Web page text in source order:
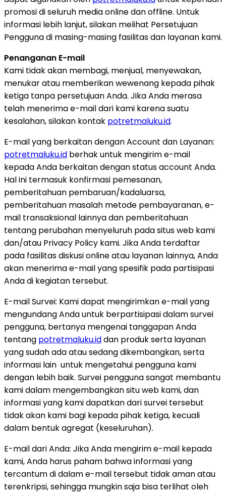
promosi di seluruh media online dan offline. Untuk
informasi lebih lanjut, silakan melihat Persetujuan
Pengguna di masing-masing fasilitas dan layanan kami.
Penanganan E-mail
Kami tidak akan membagi, menjual, menyewakan,
menukar atau memberikan wewenang kepada pihak
ketiga tanpa persetujuan Anda. Jika Anda merasa
telah menerima e-mail dari kami karena suatu
kesalahan, silakan kontak potretmaluku.id.
E-mail yang berkaitan dengan Account dan Layanan:
potretmaluku.id berhak untuk mengirim e-mail
kepada Anda berkaitan dengan status account Anda.
Hal ini termasuk konfirmasi pemesanan,
pemberitahuan pembaruan/kadaluarsa,
pemberitahuan masalah metode pembayaranan, e-
mail transaksional lainnya dan pemberitahuan
tentang perubahan menyeluruh pada situs web kami
dan/atau Privacy Policy kami. Jika Anda terdaftar
pada fasilitas diskusi online atau layanan lainnya, Anda
akan menerima e-mail yang spesifik pada partisipasi
Anda di kegiatan tersebut.
E-mail Survei: Kami dapat mengirimkan e-mail yang
mengundang Anda untuk berpartisipasi dalam survei
pengguna, bertanya mengenai tanggapan Anda
tentang potretmaluku.iddan produk serta layanan
yang sudah ada atau sedang dikembangkan, serta
informasi lain untuk mengetahui pengguna kami
dengan lebih baik. Survei pengguna sangat membantu
kami dalam mengembangkan situ web kami, dan
informasi yang kami dapatkan dari survei tersebut
tidak akan kami bagi kepada pihak ketiga, kecuali
dalam bentuk agregat (keseluruhan).
E-mail dari Anda: Jika Anda mengirim e-mail kepada
kami, Anda harus paham bahwa informasi yang
tercantum di dalam e-mail tersebut tidak aman atau
terenkripsi, sehingga mungkin saja bisa terlihat oleh